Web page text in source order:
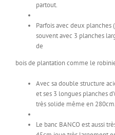
partout.
Parfois avec deux
souvent avec 3 planches
de
bois de plantation comme le
Avec sa double structure
et ses 3 longues planches
très solide même en 280cm.
Le banc BANCO est aussi